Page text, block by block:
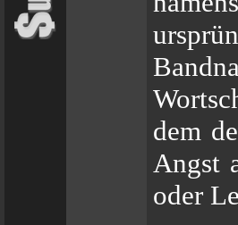
dem
Angst
oder